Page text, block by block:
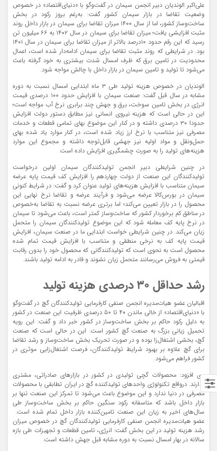
علی‌‌اکبر الوندیان دبیر انجمن سیمان در گفت‌‌وگو با «دنیای‌اقتصاد» در خصوص
وضعیت تقاضا در بازار سیمان کشور گفت: به‌رغم بروز رکود در بخش
ساخت‌‌وساز کشور، اما از سال ۱۴۰۰ میزان تقاضا برای سیمان در بازار داخل روند
مثبت افزایشی یافت؛ میزان تقاضا برای سیمان در سال ۱۴۰۲ به ۶۶ میلیون تن
رسید که این رقم حدود ۱۰‌درصد بالاتر از میزان تقاضا برای سیمان در سال ۱۴۰۱
بود. در شرایطی که روند مثبت تقاضا برای سیمان ادامه‌‌دار شده است، اعمال
محدودیت در تامین برق که ظرف امسال شدت بیشتری به خود گرفته باعث
می‌شود تا تولید و تامین سیمان در بازار داخل با چالش مواجه شود.
الوندیان در خصوص هزینه تولید طی ۳ ماه ابتدایی امسال نسبت به دوره
مشابه در سال قبل گفت: صنعت سیمان با افزایش حدود ۱۰۰ درصدی قیمت
انرژی در بخش تامین سوخت، برق و جهش چند برابری نرخ آب مواجه است؛
این در حالی است که هزینه نیروی انسانی نیز مطابق دستور دولت افزایش
حدودا ۳۰ درصدی داشته و در کنار این موضوع بهای تمامی قطعات و خدمات
مصرفی نیز متناسب با نرخ ارز زیاد شده است، در کنار موارد یاد شده بهای
حمل‌‌ونقل و مواد اولیه نیز جهشی قابل‌توجه داشته و مجموع این موارد
هزینه‌‌های تولید را به صورت چشمگیری افزایش داده است.
در چنین شرایطی دبیر انجمن تولیدکنندگان سیمان اولین درخواست
تولیدکنندگان این صنعت از دولت چهاردهم را افزایش کف قیمت پایه عرضه
سیمان متناسب با افزایش هزینه‌های تولید عنوان کرد و گفت: در شرایط کنونی
سیمان در بورس‌کالا عرضه می‌شود و فرآیند عرضه و تقاضا نرخ نهایی این
محصول را در بازار تعیین می‌کند؛ اما برتری عرضه نسبت به تقاضا به‌خصوص
در مناطق کم برخوردار کشور که ساخت‌‌وساز کمتر است، باعث می‌شود تا سیمان
در نرخ پایه کف معامله شود که این موضوع تولیدکنندگان سیمان را متحمل
زیان می‌کند. در چنین شرایطی خواست ابتدایی ما در صنعت سیمان، افزایش
قیمت پایه کف به نرخی منطقی و متناسب با افزایش قیمت تمام شده
محصول است به نحوی است که تولیدکنندگانی که محصول خود را بدون رقابت
قیمتی به فروش می‌‌رسانند متحمل زیان نشوند و قادر به ادامه تولید باشند.
رشد حداقل ۳۰ درصدی هزینه تولید
اقبالیان عضو هیات‌مدیره انجمن صنفی کارفرمایی تولیدکنندگان گچ در گفت‌‌وگو
با «دنیای‌اقتصاد» از خالی ماندن ۴۰ تا ۵۰ درصدی ظرفیت این صنعت در کشور
به دلیل رکود حاکم بر بخش ساخت‌‌وساز در کشور خبر داد و گفت: این رویه
تحمیل زیانی بزرگ به صنعت گچ کشور است. این در حالی است که صنعت
گچ، بخشی اشتغال‌زا بوده و در صورت تحریک بخش ساخت‌‌وساز و رشد تقاضا
برای گچ علاوه بر بهبود شرایط تولیدکنندگان، فرصت اشتغال‌زایی موثری در
کشور فراهم می‌شود.
وی افزود: محصولات گچی تولیدی در کشور در بازارهای صادراتی، مشتری
ندارند. درواقع تکنولوژی واحدهای تولیدکننده گچ در ایران تطابقی با محصولات
مصرفی در دنیا ندارد و این موضوع باعث می‌شود تا تمرکز این صنعت تنها بر
بازار داخل باشد که متاسفانه رکود سنگین حاکم بر بخش ساخت‌‌وساز طی
سال‌های اخیر به زیان این صنعت تامین‌‌کننده بازار داخل تمام شده است.
عضو هیات‌مدیره انجمن صنفی کارفرمایی تولیدکنندگان گچ در خصوص میزان
رشد هزینه تولید در این بخش گفت: انرژی، تامین قطعات و تجهیزات طی بازه
سالانه در بهار امسال نسبت به دوره مشابه قبل جهش داشته است.